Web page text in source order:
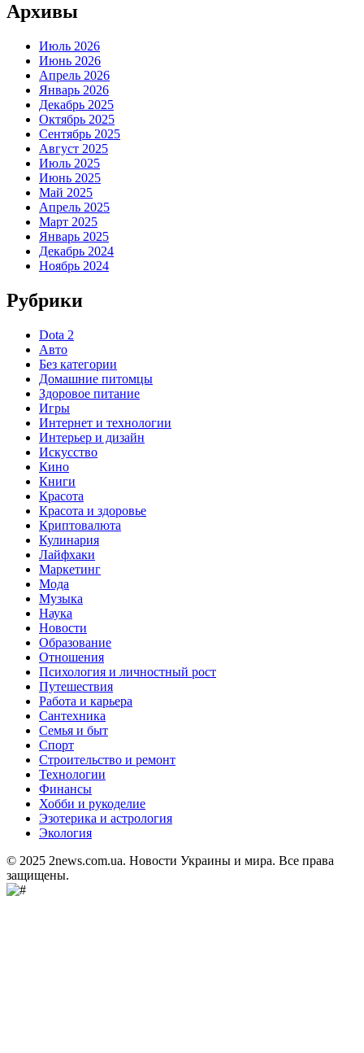
Архивы
Июль 2026
Июнь 2026
Апрель 2026
Январь 2026
Декабрь 2025
Октябрь 2025
Сентябрь 2025
Август 2025
Июль 2025
Июнь 2025
Май 2025
Апрель 2025
Март 2025
Январь 2025
Декабрь 2024
Ноябрь 2024
Рубрики
Dota 2
Авто
Без категории
Домашние питомцы
Здоровое питание
Игры
Интернет и технологии
Интерьер и дизайн
Искусство
Кино
Книги
Красота
Красота и здоровье
Криптовалюта
Кулинария
Лайфхаки
Маркетинг
Мода
Музыка
Наука
Новости
Образование
Отношения
Психология и личностный рост
Путешествия
Работа и карьера
Сантехника
Семья и быт
Спорт
Строительство и ремонт
Технологии
Финансы
Хобби и рукоделие
Эзотерика и астрология
Экология
© 2025 2news.com.ua. Новости Украины и мира. Все права
защищены.